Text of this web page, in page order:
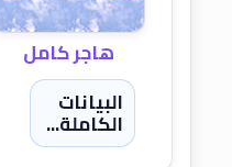
هاجر كامل
البيانات
الكاملة...